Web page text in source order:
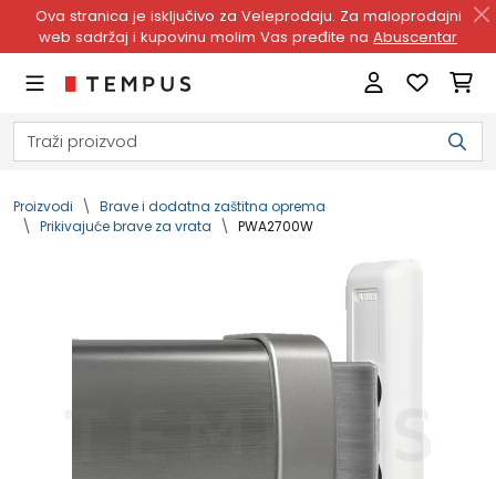
Ova stranica je isključivo za Veleprodaju. Za maloprodajni
web sadržaj i kupovinu molim Vas pređite na Abuscentar
Proizvodi
Brave i dodatna zaštitna oprema
Prikivajuće brave za vrata
PWA2700W